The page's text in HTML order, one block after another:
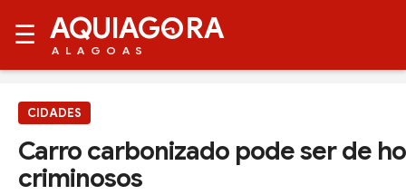
☰ AQUIAG RA
ALAGOAS
CIDADES
Carro carbonizado pode ser de
criminosos